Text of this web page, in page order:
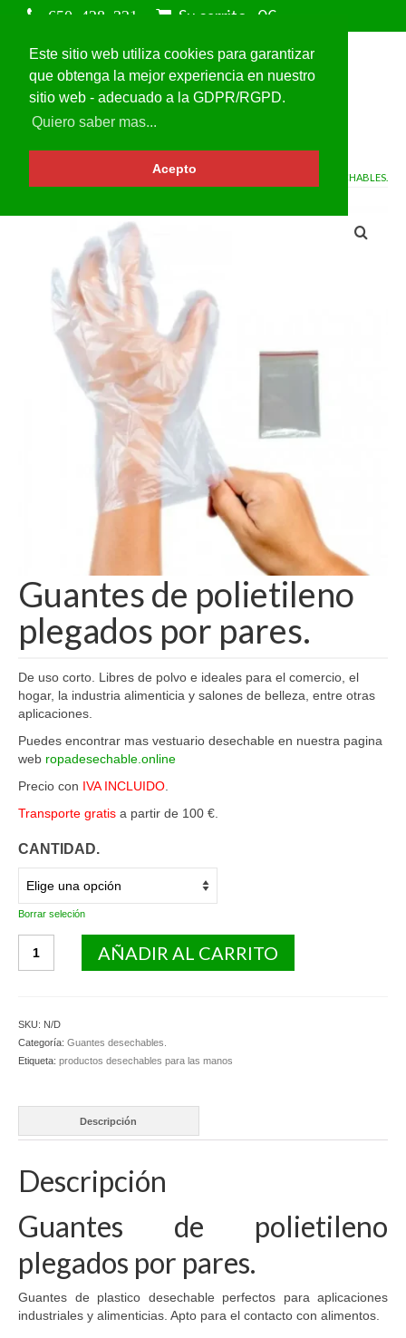
Este sitio web utiliza cookies para garantizar
que obtenga la mejor experiencia en nuestro
sitio web - adecuado a la GDPR/RGPD.
Quiero saber mas...
Acepto
Su carrito 0€
GUANTES DESECHABLES.
Guantes de polietileno
plegados por pares.
De uso corto. Libres de polvo e ideales para el comercio, el
hogar, la industria alimenticia y salones de belleza, entre otras
aplicaciones.
Puedes encontrar mas vestuario desechable en nuestra pagina
web ropadesechable.online
Precio con IVA INCLUIDO
Transporte gratis a partir de 100 €.
CANTIDAD.
Borrar seleción
de
cantidad
AÑADIR AL CARRITO
SKU: N/D
Categoría: Guantes desechables.
Etiqueta: productos desechables para las manos
Descripción
Descripción
Guantes de polietileno
plegados por pares.
Guantes de plastico desechable perfectos para aplicaciones
industriales y alimenticias. Apto para el contacto con alimentos.